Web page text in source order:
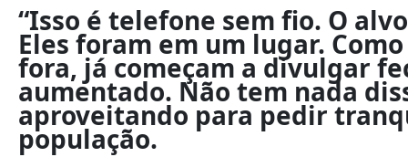
“Isso é telefone sem fio. O
Eles foram em um lugar.
fora, já começam a divulgar
aumentado. Não tem nada
aproveitando para pedir
população.